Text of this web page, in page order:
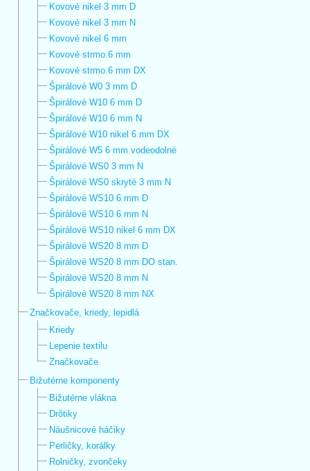
Kovové nikel 3 mm D
Kovové nikel 3 mm N
Kovové nikel 6 mm
Kovové strmo.6 mm
Kovové strmo.6 mm DX
Špirálové W0 3 mm D
Špirálové W10 6 mm D
Špirálové W10 6 mm N
Špirálové W10 nikel 6 mm DX
Špirálové W5 6 mm vodeodolné
Špirálové WS0 3 mm N
Špirálové WS0 skryté 3 mm N
Špirálové WS10 6 mm D
Špirálové WS10 6 mm N
Špirálové WS10 nikel 6 mm DX
Špirálové WS20 8 mm D
Špirálové WS20 8 mm DO stan.
Špirálové WS20 8 mm N
Špirálové WS20 8 mm NX
Značkovače, kriedy, lepidlá
Kriedy
Lepenie textilu
Značkovače
Bižutérne komponenty
Bižutérne vlákna
Drôtiky
Náušnicové háčiky
Perličky, korálky
Rolničky, zvončeky